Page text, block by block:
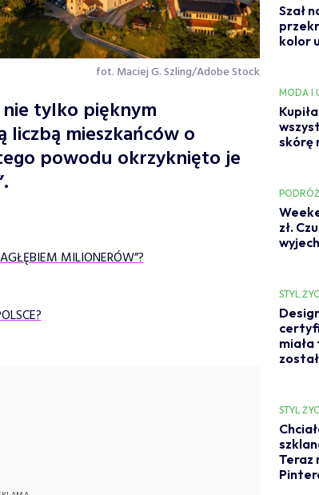
fot. Maciej G. Szling/Adobe Stock
tylko pięknym
liczbą mieszkańców o
powodu okrzyknięto je
MILIONERÓW”?
Szał
kolor
MODA I
skórę
zł.
STYL
STYL
Teraz